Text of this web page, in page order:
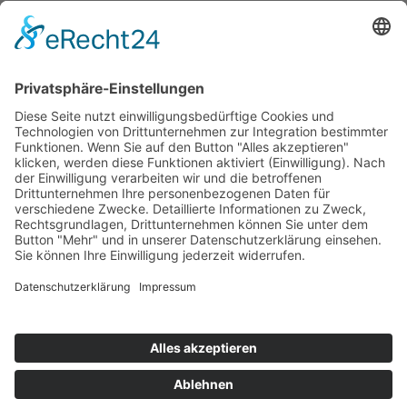
info@helmers.de
Kein Pflanzenverkauf an Privatkunden-
Verkauf ausschließlich an Pflanzen-
Wiederverkäufer (B2B)
Alle Texte und Fotos sind urheberrechtlich
Verwendung in anderen Medien gestattet.
Impressum Datenschutzerklärung